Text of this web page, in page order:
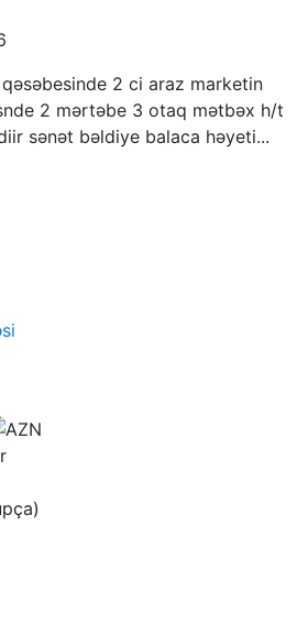
2 ci araz marketin
2 mərtəbe 3 otaq mətbəx h/t
sənət bəldiye balaca həyeti...